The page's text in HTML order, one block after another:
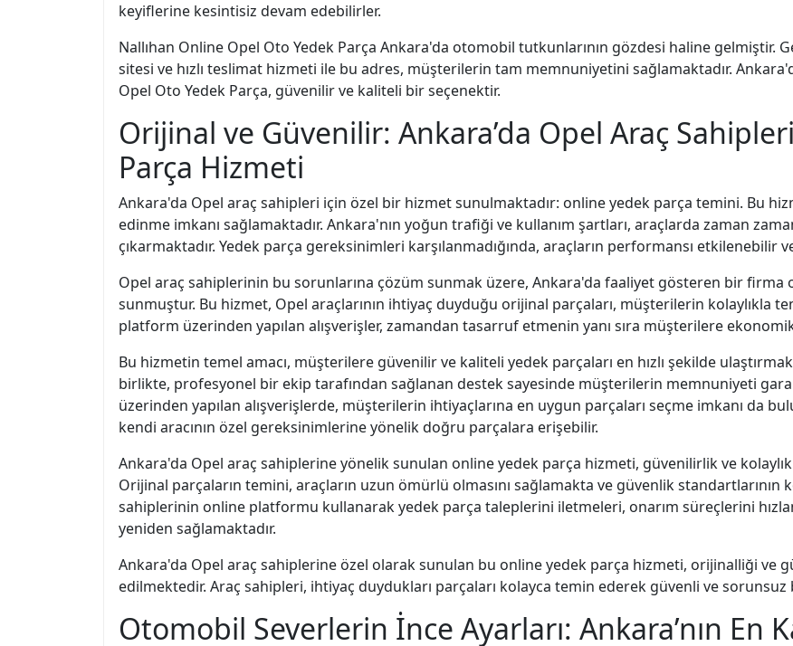
keyiflerine kesintisiz devam edebilirler.
Nallıhan Online Opel Oto Yedek Parça Ankara'da otomobil tutkunlarının gözdesi haline gelmiştir.
sitesi ve hızlı teslimat hizmeti ile bu adres, müşterilerin tam memnuniyetini sağlamaktadır.
Opel Oto Yedek Parça, güvenilir ve kaliteli bir seçenektir.
Orijinal ve Güvenilir: Ankara’da Opel Araç
Parça Hizmeti
Ankara'da Opel araç sahipleri için özel bir hizmet sunulmaktadır: online yedek parça temini. Bu
edinme imkanı sağlamaktadır. Ankara'nın yoğun trafiği ve kullanım şartları, araçlarda zaman
çıkarmaktadır. Yedek parça gereksinimleri karşılanmadığında, araçların performansı etkilenebilir
Opel araç sahiplerinin bu sorunlarına çözüm sunmak üzere, Ankara'da faaliyet gösteren bir firma
sunmuştur. Bu hizmet, Opel araçlarının ihtiyaç duyduğu orijinal parçaları, müşterilerin kolaylıkla
platform üzerinden yapılan alışverişler, zamandan tasarruf etmenin yanı sıra müşterilere
Bu hizmetin temel amacı, müşterilere güvenilir ve kaliteli yedek parçaları en hızlı şekilde
birlikte, profesyonel bir ekip tarafından sağlanan destek sayesinde müşterilerin memnuniyeti
üzerinden yapılan alışverişlerde, müşterilerin ihtiyaçlarına en uygun parçaları seçme imkanı da
kendi aracının özel gereksinimlerine yönelik doğru parçalara erişebilir.
Ankara'da Opel araç sahiplerine yönelik sunulan online yedek parça hizmeti, güvenilirlik ve
Orijinal parçaların temini, araçların uzun ömürlü olmasını sağlamakta ve güvenlik standartlarının
sahiplerinin online platformu kullanarak yedek parça taleplerini iletmeleri, onarım süreçlerini
yeniden sağlamaktadır.
Ankara'da Opel araç sahiplerine özel olarak sunulan bu online yedek parça hizmeti, orijinalliği ve
edilmektedir. Araç sahipleri, ihtiyaç duydukları parçaları kolayca temin ederek güvenli ve
Otomobil Severlerin İnce Ayarları: Ankara’nın En